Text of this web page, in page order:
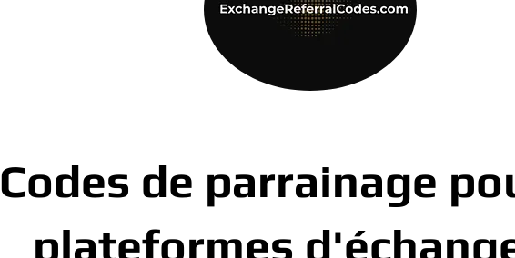
Codes de parrainage
plateformes